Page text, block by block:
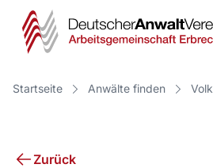
Startseite Anwälte finden
Zurück